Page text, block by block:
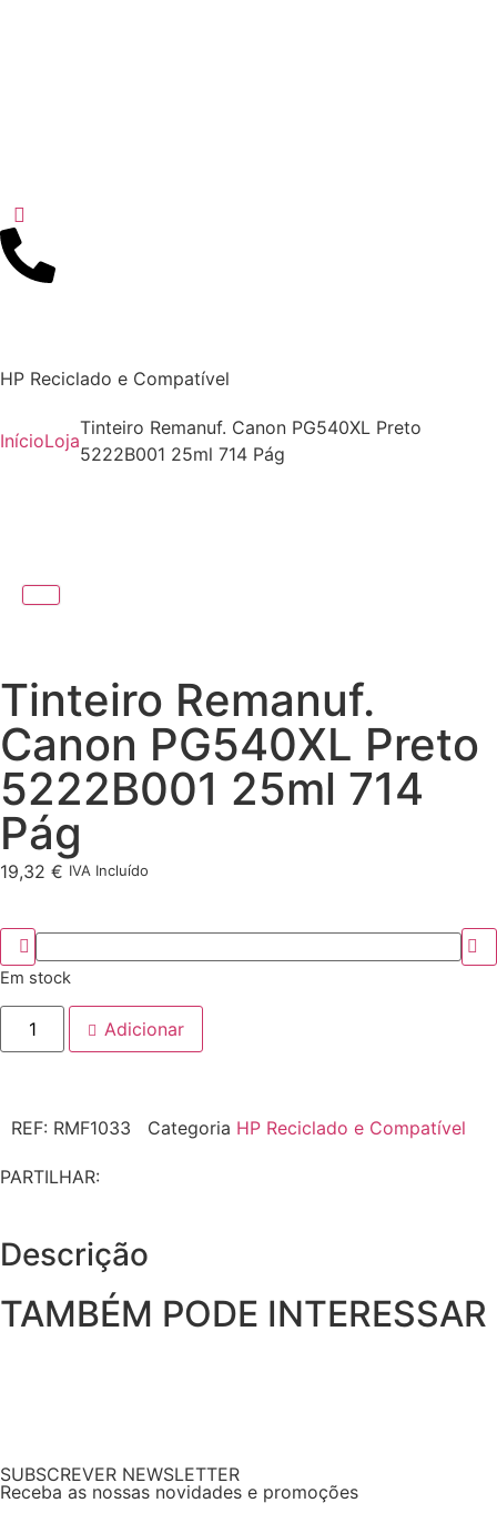
HP Reciclado e Compatível
InícioLoja
Tinteiro Remanuf. Canon PG540XL Preto
5222B001 25ml 714 Pág
Tinteiro Remanuf.
Canon PG540XL Preto
5222B001 25ml 714
Pág
19,32 € IVA Incluído
Em stock
Adicionar
REF: RMF1033 Categoria HP Reciclado e Compatível
PARTILHAR:
Descrição
TAMBÉM PODE INTERESSAR
SUBSCREVER NEWSLETTER
Receba as nossas novidades e promoções